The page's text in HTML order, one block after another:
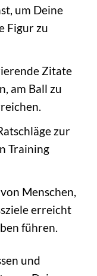
um Deine
Figur zu
Zitate
am Ball zu
zur
Training
Menschen,
erreicht
führen.
und